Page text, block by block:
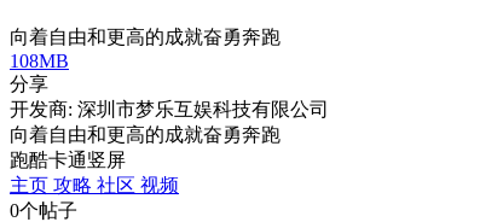
向着自由和更高的成就奋勇奔跑
108MB
分享
开发商: 深圳市梦乐互娱科技有限公司
向着自由和更高的成就奋勇奔跑
跑酷卡通竖屏
主页 攻略 社区 视频
0个帖子